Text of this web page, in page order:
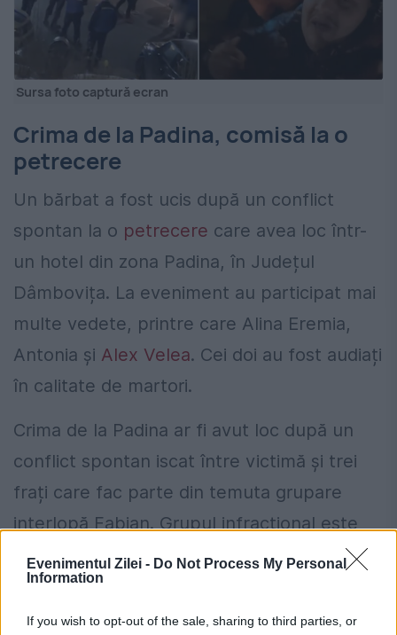
Evenimentul Zilei - Do Not Process My Personal
Information
If you wish to opt-out of the sale, sharing to third parties, or
Sursa foto captură ecran
Crima de la Padina, comisă la o
petrecere
Un bărbat a fost ucis după un conflict
spontan la o petrecere care avea loc într-
un hotel din zona Padina, în Județul
Dâmbovița. La eveniment au participat mai
multe vedete, printre care Alina Eremia,
Antonia și Alex Velea. Cei doi au fost audiați
în calitate de martori.
Crima de la Padina ar fi avut loc după un
conflict spontan iscat între victimă şi trei
frați care fac parte din temuta grupare
interlopă Fabian. Grupul infracțional este
condus de bărbatul vrăjitoarei Sidonia.